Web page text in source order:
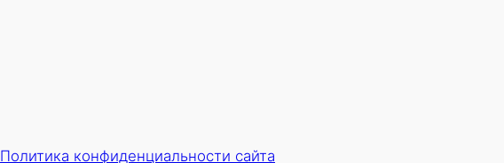
Политика конфиденциальности сайта